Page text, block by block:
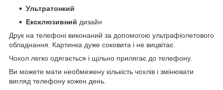
Ультратонкий
Ексклюзивний дизайн
Друк на телефоні виконаний за допомогою ультрафіолетового
обладнання. Картинка дуже соковита і не вицвітає.
Чохол легко одягається і щільно прилягає до телефону.
Ви можете мати необмежену кількість чохлів і змінювати
вигляд телефону кожен день.